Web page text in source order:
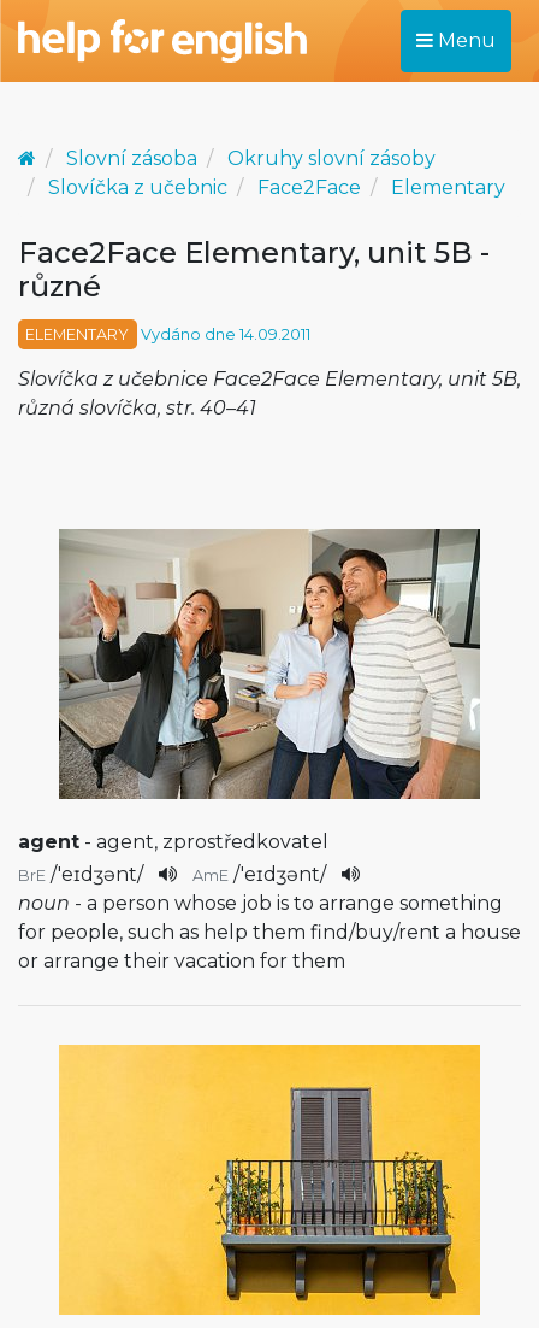
Menu
Slovní zásoba
Okruhy slovní zásoby
Slovíčka z učebnic
Face2Face Elementary
Face2Face Elementary, unit 5B -
různé
ELEMENTARY Vydáno dne 14.09.2011
Slovíčka z učebnice Face2Face Elementary, unit 5B,
různá slovíčka, str. 40–41
agent - agent, zprostředkovatel
BrE /'eɪdʒənt/ AmE /'eɪdʒənt/
noun - a person whose job is to arrange something
for people, such as help them find/buy/rent a house
or arrange their vacation for them